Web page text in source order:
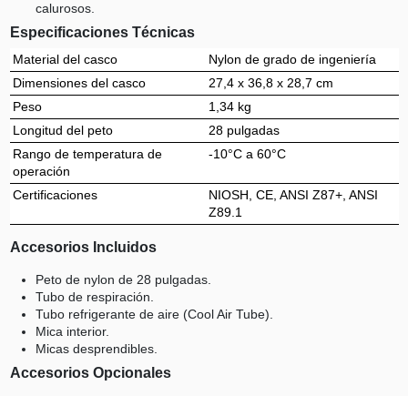
calurosos.
Especificaciones Técnicas
Material del casco
Nylon de grado de ingeniería
Dimensiones del casco
27,4 x 36,8 x 28,7 cm
Peso
1,34 kg
Longitud del peto
28 pulgadas
Rango de temperatura de
operación
-10°C a 60°C
Certificaciones
NIOSH, CE, ANSI Z87+, ANSI
Z89.1
Accesorios Incluidos
Peto de nylon de 28 pulgadas.
Tubo de respiración.
Tubo refrigerante de aire (Cool Air Tube).
Mica interior.
Micas desprendibles.
Accesorios Opcionales